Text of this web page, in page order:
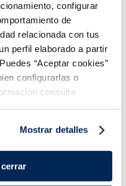
configurar
de
relacionada con tus
perfil elaborado a partir
“Aceptar cookies”
configurarlas o
consulta
Mostrar detalles
menú de 10!
Premium
Sin espinas